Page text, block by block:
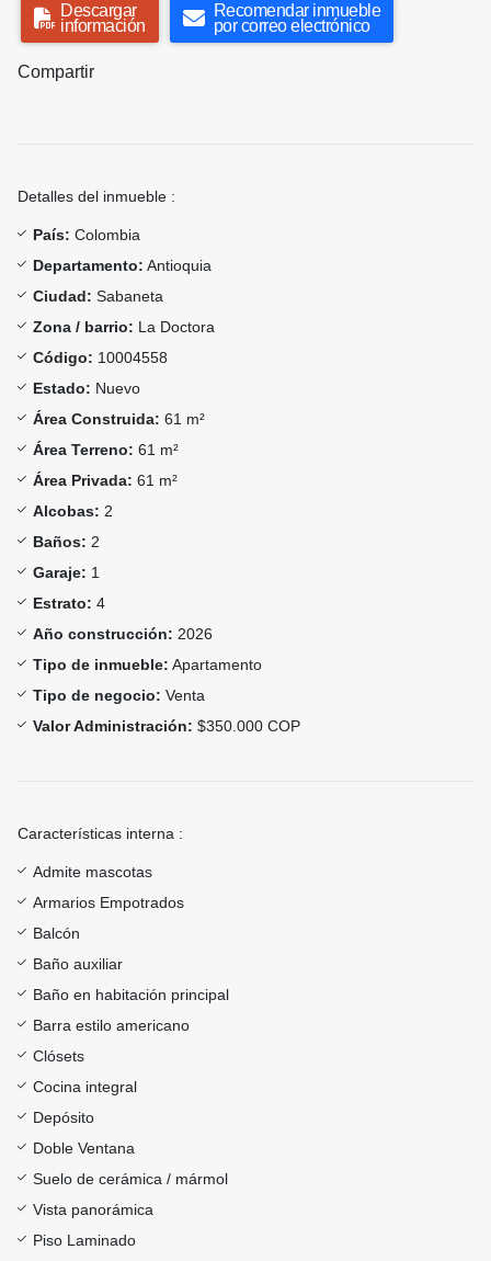
Descargar
información
Recomendar inmueble
por correo electrónico
Compartir
Detalles del inmueble :
País: Colombia
Departamento: Antioquia
Ciudad: Sabaneta
Zona / barrio: La Doctora
Código: 10004558
Estado: Nuevo
Área Construida: 61 m²
Área Terreno: 61 m²
Área Privada: 61 m²
Alcobas: 2
Baños: 2
Garaje: 1
Estrato: 4
Año construcción: 2026
Tipo de inmueble: Apartamento
Tipo de negocio: Venta
Valor Administración: $350.000 COP
Características interna :
Admite mascotas
Armarios Empotrados
Balcón
Baño auxiliar
Baño en habitación principal
Barra estilo americano
Clósets
Cocina integral
Depósito
Doble Ventana
Suelo de cerámica / mármol
Vista panorámica
Piso Laminado